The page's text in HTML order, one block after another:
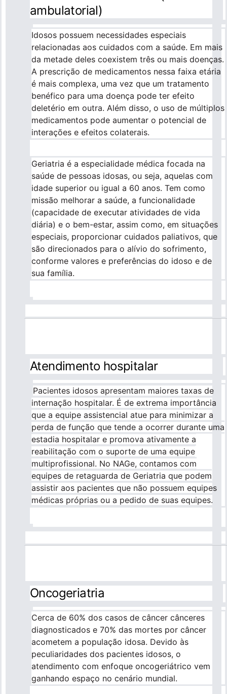
ambulatorial)
Idosos possuem necessidades especiais
relacionadas aos cuidados com a saúde. Em mais
da metade deles coexistem três ou mais doenças.
A prescrição de medicamentos nessa faixa etária
é mais complexa, uma vez que um tratamento
benéfico para uma doença pode ter efeito
deletério em outra. Além disso, o uso de múltiplos
medicamentos pode aumentar o potencial de
interações e efeitos colaterais.
Geriatria é a especialidade médica focada na
saúde de pessoas idosas, ou seja, aquelas com
idade superior ou igual a 60 anos. Tem como
missão melhorar a saúde, a funcionalidade
(capacidade de executar atividades de vida
diária) e o bem-estar, assim como, em situações
especiais, proporcionar cuidados paliativos, que
são direcionados para o alívio do sofrimento,
conforme valores e preferências do idoso e de
sua família.
Atendimento hospitalar
Pacientes idosos apresentam maiores taxas de
internação hospitalar. É de extrema importância
que a equipe assistencial atue para minimizar a
perda de função que tende a ocorrer durante uma
estadia hospitalar e promova ativamente a
reabilitação com o suporte de uma equipe
multiprofissional. No NAGe, contamos com
equipes de retaguarda de Geriatria que podem
assistir aos pacientes que não possuem equipes
médicas próprias ou a pedido de suas equipes.
Oncogeriatria
Cerca de 60% dos casos de câncer cânceres
diagnosticados e 70% das mortes por câncer
acometem a população idosa. Devido às
peculiaridades dos pacientes idosos, o
atendimento com enfoque oncogeriátrico vem
ganhando espaço no cenário mundial.